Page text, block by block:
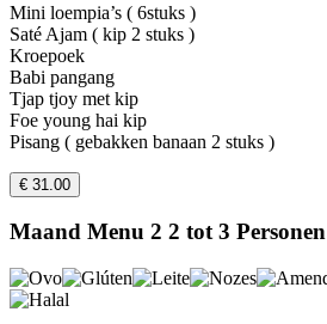
Mini loempia’s ( 6stuks )
Saté Ajam ( kip 2 stuks )
Kroepoek
Babi pangang
Tjap tjoy met kip
Foe young hai kip
Pisang ( gebakken banaan 2 stuks )
€ 31.00
Maand Menu 2 2 tot 3 Personen